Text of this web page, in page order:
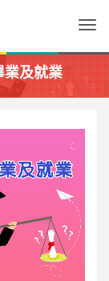
業及就業